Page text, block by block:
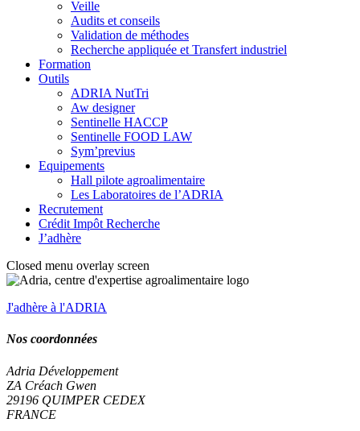
Veille
Audits et conseils
Validation de méthodes
Recherche appliquée et Transfert industriel
Formation
Outils
ADRIA NutTri
Aw designer
Sentinelle HACCP
Sentinelle FOOD LAW
Sym’previus
Equipements
Hall pilote agroalimentaire
Les Laboratoires de l’ADRIA
Recrutement
Crédit Impôt Recherche
J’adhère
Closed menu overlay screen
J'adhère à l'ADRIA
Nos coordonnées
Adria Développement
ZA Créach Gwen
29196 QUIMPER CEDEX
FRANCE